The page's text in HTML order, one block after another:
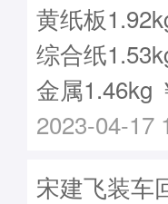
黄纸板
综合纸
金属1.46kg
2023-04-17
宋建飞装车